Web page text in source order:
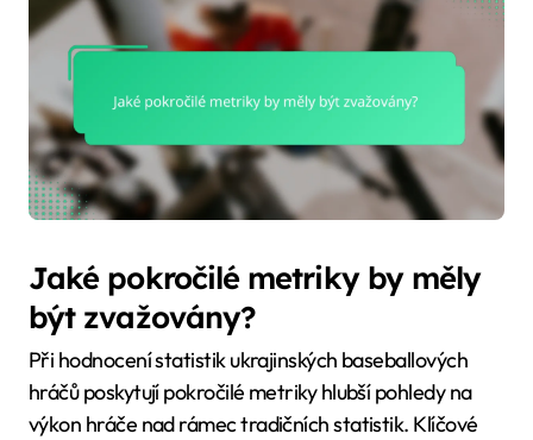
Jaké pokročilé metriky by měly
být zvažovány?
Při hodnocení statistik ukrajinských baseballových
hráčů poskytují pokročilé metriky hlubší pohledy na
výkon hráče nad rámec tradičních statistik. Klíčové